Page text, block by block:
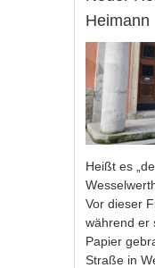
Heimann
Heißt es
Vor dieser
während er
Papier
Straße in